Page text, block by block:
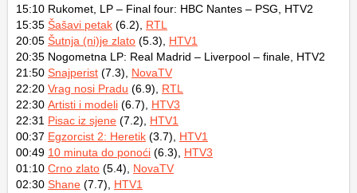
15:10 Rukomet, LP – Final four: HBC Nantes – PSG, HTV2
15:35 Šašavi petak (6.2), RTL
20:05 Šutnja (ni)je zlato (5.3), HTV1
20:35 Nogometna LP: Real Madrid – Liverpool – finale, HTV2
21:50 Snajperist (7.3), NovaTV
22:20 Vrag nosi Pradu (6.9), RTL
22:30 Artisti i modeli (6.7), HTV3
22:31 Pisac iz sjene (7.2), HTV1
00:37 Egzorcist 2: Heretik (3.7), HTV1
00:49 10 minuta do ponoći (6.3), HTV3
01:10 Crno zlato (5.4), NovaTV
02:30 Shane (7.7), HTV1